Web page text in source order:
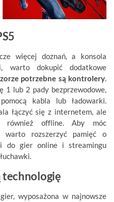
więcej doznań, a konsola
warto dokupić dodatkowe
potrzebne są kontrolery.
1 lub 2 pady bezprzewodowe,
kabla lub ładowarki.
łączyć się z internetem, ale
również offline. Aby móc
warto rozszerzyć pamięć o
do gier online i streamingu
technologię
wyposażona w najnowsze